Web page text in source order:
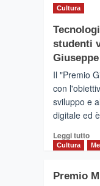
–
gli
Cultura
studenti
Il "Premio
con
sviluppo e
digitale ed
Leggi tutto
di
Cultura
Premio